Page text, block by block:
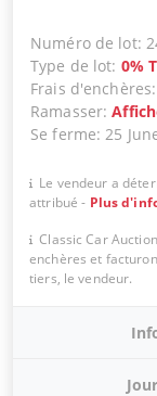
Numéro de lot:
Type de lot: 0%
Frais d'enchères:
Ramasser:
Se ferme:25
Le vendeur a
attribué - Plus
Classic Car
enchères et
tiers, le vendeur.